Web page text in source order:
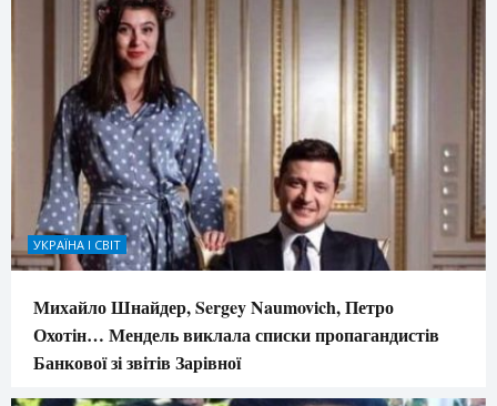
УКРАЇНА І СВІТ
Михайло Шнайдер, Sergey Naumovich, Петро
Охотін… Мендель виклала списки пропагандистів
Банкової зі звітів Зарівної